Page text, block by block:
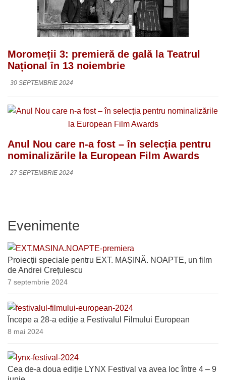
Moromeții 3: premieră de gală la Teatrul
Național în 13 noiembrie
30 SEPTEMBRIE 2024
Anul Nou care n-a fost – în selecția pentru
nominalizările la European Film Awards
27 SEPTEMBRIE 2024
Evenimente
Proiecții speciale pentru EXT. MAȘINĂ. NOAPTE, un film
de Andrei Crețulescu
7 septembrie 2024
Începe a 28-a ediție a Festivalul Filmului European
8 mai 2024
Cea de-a doua ediție LYNX Festival va avea loc între 4 – 9